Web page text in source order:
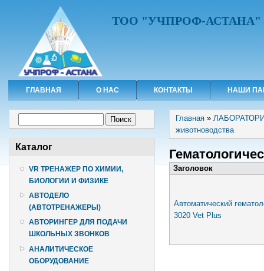
ТОО "УЧПРОФ-АСТАНА"
ГЛАВНАЯ О НАС КОНТАКТЫ НАШИ
Каталог
VR ТРЕНАЖЕР ПО ХИМИИ,
БИОЛОГИИ И ФИЗИКЕ
АВТОДЕЛО
(АВТОТРЕНАЖЕРЫ)
АВТОРИНГЕР ДЛЯ ПОДАЧИ
ШКОЛЬНЫХ ЗВОНКОВ
АНАЛИТИЧЕСКОЕ
ОБОРУДОВАНИЕ
Вы здесь
Главная »
животноводства
Заголовок
Автоматический
3020 Vet Plus